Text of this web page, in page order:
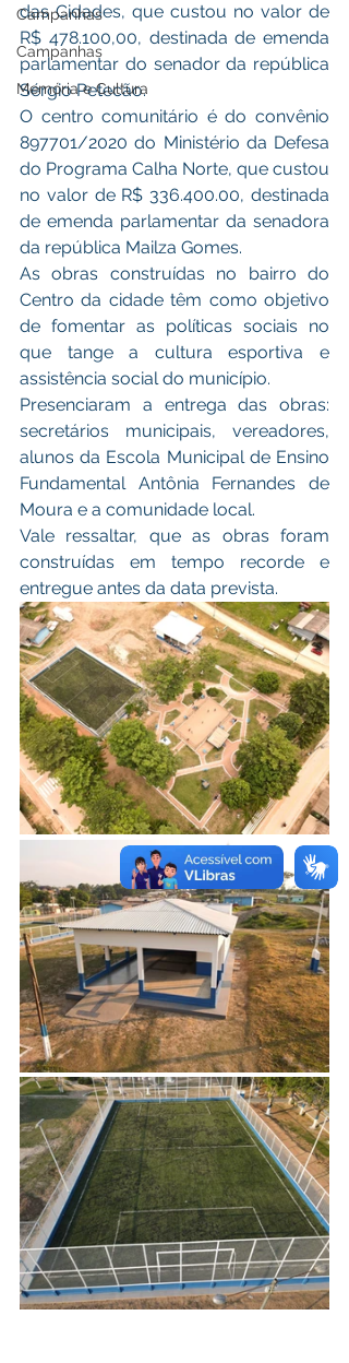
Campanhas
Campanhas
Memória e Cultura
das Cidades, que custou no valor de
R$ 478.100,00, destinada de emenda
parlamentar do senador da república
Sérgio Petecão.
O centro comunitário é do convênio
897701/2020 do Ministério da Defesa
do Programa Calha Norte, que custou
no valor de R$ 336.400.00, destinada
de emenda parlamentar da senadora
da república Mailza Gomes.
As obras construídas no bairro do
Centro da cidade têm como objetivo
de fomentar as políticas sociais no
que tange a cultura esportiva e
assistência social do município.
Presenciaram a entrega das obras:
secretários municipais, vereadores,
alunos da Escola Municipal de Ensino
Fundamental Antônia Fernandes de
Moura e a comunidade local.
Vale ressaltar, que as obras foram
construídas em tempo recorde e
entregue antes da data prevista.